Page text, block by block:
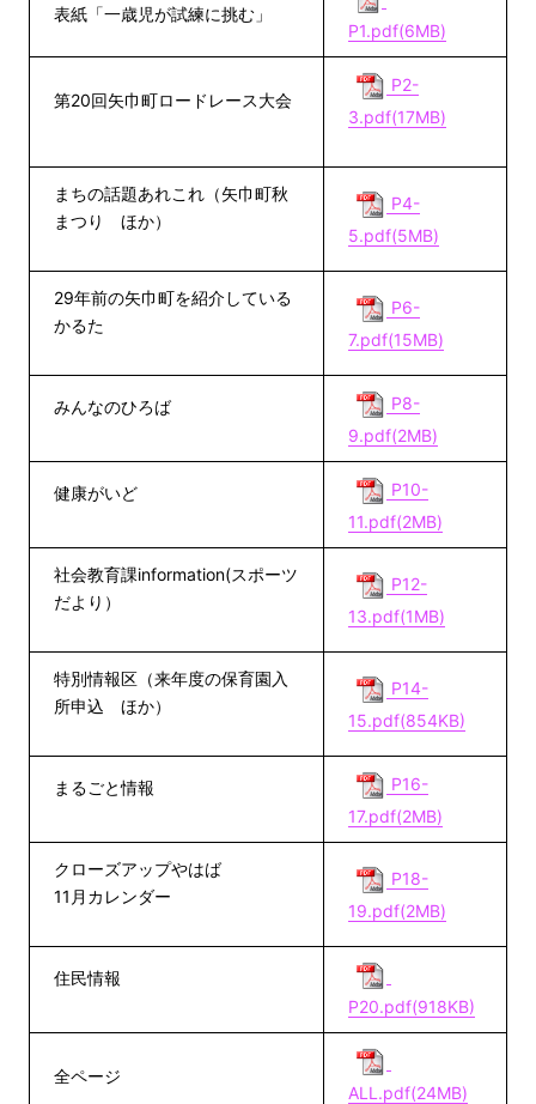
表紙「一歳児が試練に挑む」
P1.pdf(6MB)
第20回矢巾町ロードレース大会
P2-
3.pdf(17MB)
まちの話題あれこれ（矢巾町秋
まつり ほか）
P4-
5.pdf(5MB)
29年前の矢巾町を紹介している
かるた
P6-
7.pdf(15MB)
みんなのひろば
P8-
9.pdf(2MB)
健康がいど
P10-
11.pdf(2MB)
社会教育課information(スポーツ
だより）
P12-
13.pdf(1MB)
特別情報区（来年度の保育園入
所申込 ほか）
P14-
15.pdf(854KB)
まるごと情報
P16-
17.pdf(2MB)
クローズアップやはば
11月カレンダー
P18-
19.pdf(2MB)
住民情報
P20.pdf(918KB)
全ページ
ALL.pdf(24MB)